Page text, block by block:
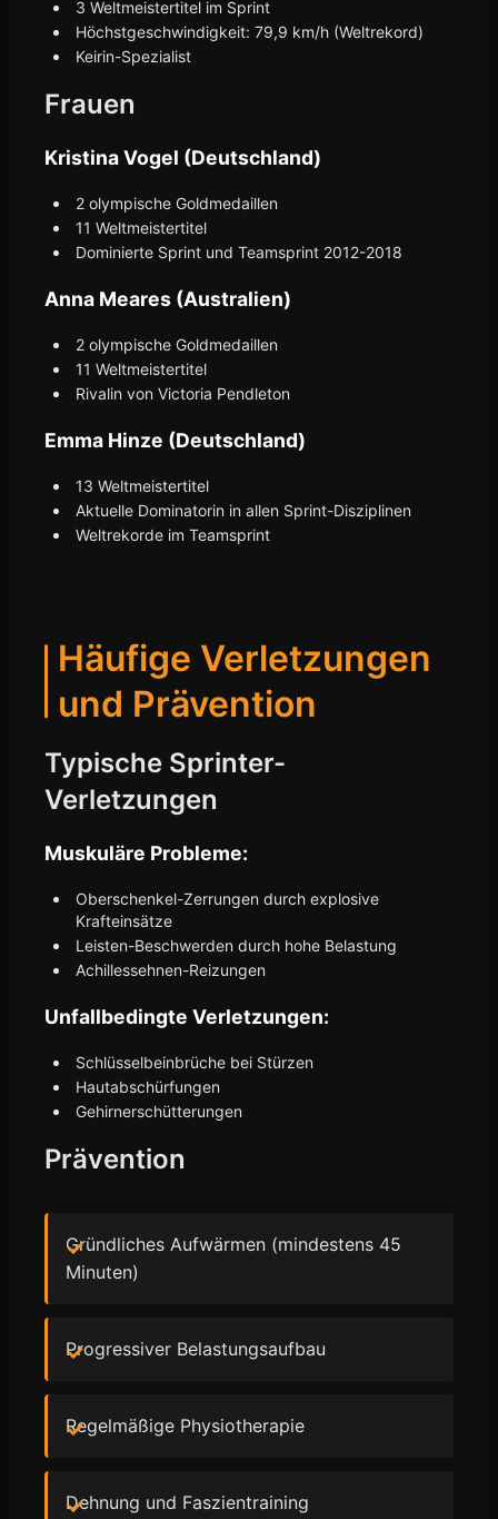
3 Weltmeistertitel im Sprint
Höchstgeschwindigkeit: 79,9 km/h (Weltrekord)
Keirin-Spezialist
Frauen
Kristina Vogel (Deutschland)
2 olympische Goldmedaillen
11 Weltmeistertitel
Dominierte Sprint und Teamsprint 2012-2018
Anna Meares (Australien)
2 olympische Goldmedaillen
11 Weltmeistertitel
Rivalin von Victoria Pendleton
Emma Hinze (Deutschland)
13 Weltmeistertitel
Aktuelle Dominatorin in allen Sprint-Disziplinen
Weltrekorde im Teamsprint
Häufige Verletzungen
und Prävention
Typische Sprinter-
Verletzungen
Muskuläre Probleme:
Oberschenkel-Zerrungen durch explosive
Krafteinsätze
Leisten-Beschwerden durch hohe Belastung
Achillessehnen-Reizungen
Unfallbedingte Verletzungen:
Schlüsselbeinbrüche bei Stürzen
Hautabschürfungen
Gehirnerschütterungen
Prävention
Gründliches Aufwärmen (mindestens 45
Minuten)
Progressiver Belastungsaufbau
Regelmäßige Physiotherapie
Dehnung und Faszientraining